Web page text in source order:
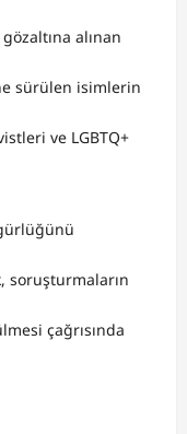
alınan
sürülen isimlerin
ve LGBTQ+
soruşturmaların
çağrısında